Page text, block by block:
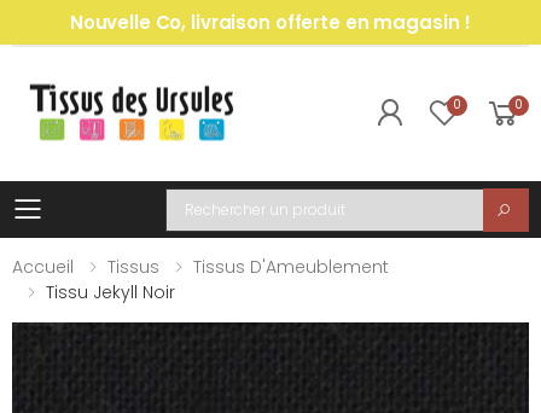
Nouvelle Co, livraison offerte en magasin !
0 0
Toggle mobile menu
Recherche
Accueil
Tissus
Tissus D'Ameublement
Tissu Jekyll Noir